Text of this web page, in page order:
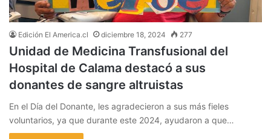
Edición El America.cl diciembre 18, 2024 277
Unidad de Medicina Transfusional del
Hospital de Calama destacó a sus
donantes de sangre altruistas
En el Día del Donante, les agradecieron a sus más fieles
voluntarios, ya que durante este 2024, ayudaron a que…